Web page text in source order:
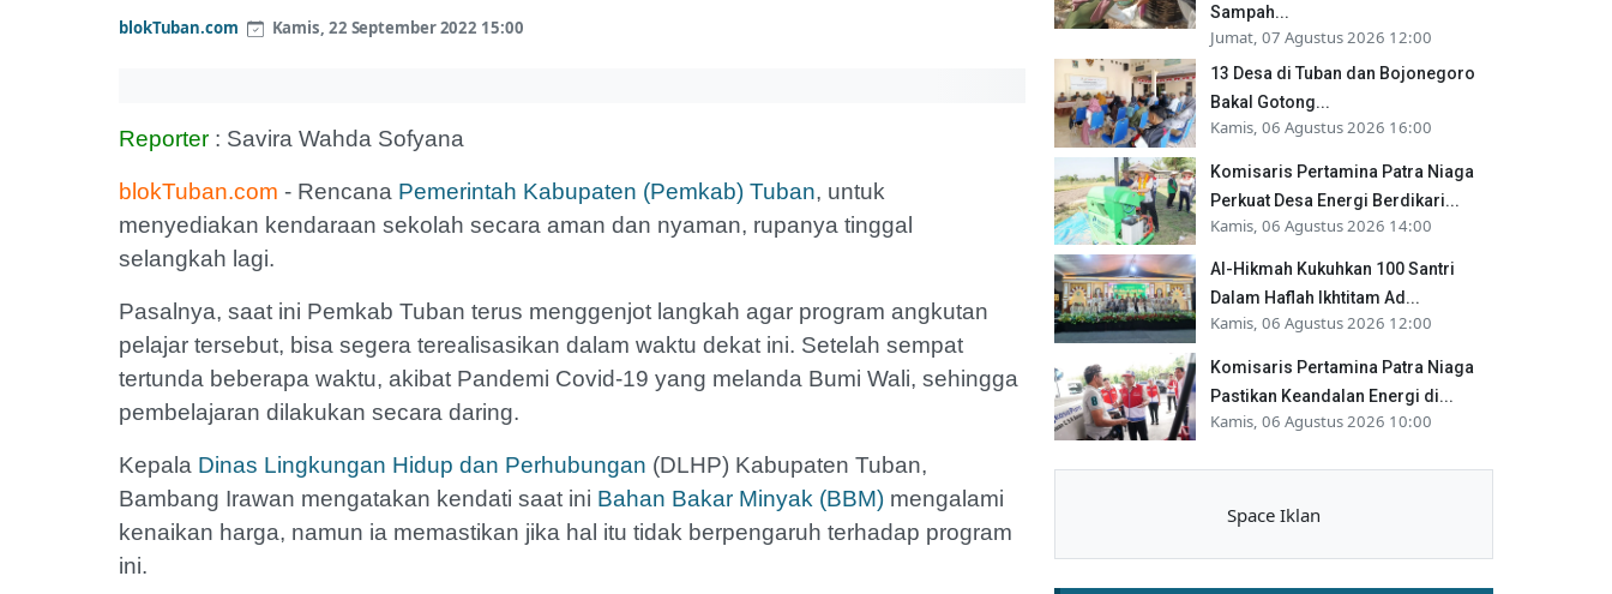
blokTuban.com Kamis, 22 September 2022 15:00
Reporter : Savira Wahda Sofyana
blokTuban.com - Rencana Pemerintah Kabupaten (Pemkab) Tuban, untuk
menyediakan kendaraan sekolah secara aman dan nyaman, rupanya tinggal
selangkah lagi.
Pasalnya, saat ini Pemkab Tuban terus menggenjot langkah agar program angkutan
pelajar tersebut, bisa segera terealisasikan dalam waktu dekat ini. Setelah sempat
tertunda beberapa waktu, akibat Pandemi Covid-19 yang melanda Bumi Wali, sehingga
pembelajaran dilakukan secara daring.
Kepala Dinas Lingkungan Hidup dan Perhubungan (DLHP) Kabupaten Tuban,
Bambang Irawan mengatakan kendati saat ini Bahan Bakar Minyak (BBM) mengalami
kenaikan harga, namun ia memastikan jika hal itu tidak berpengaruh terhadap program
ini.
Sampah...
Jumat, 07 Agustus 2026 12:00
13 Desa di Tuban dan Bojonegoro
Bakal Gotong...
Kamis, 06 Agustus 2026 16:00
Komisaris Pertamina Patra Niaga
Perkuat Desa Energi Berdikari...
Kamis, 06 Agustus 2026 14:00
Al-Hikmah Kukuhkan 100 Santri
Dalam Haflah Ikhtitam Ad...
Kamis, 06 Agustus 2026 12:00
Komisaris Pertamina Patra Niaga
Pastikan Keandalan Energi di...
Kamis, 06 Agustus 2026 10:00
Space Iklan